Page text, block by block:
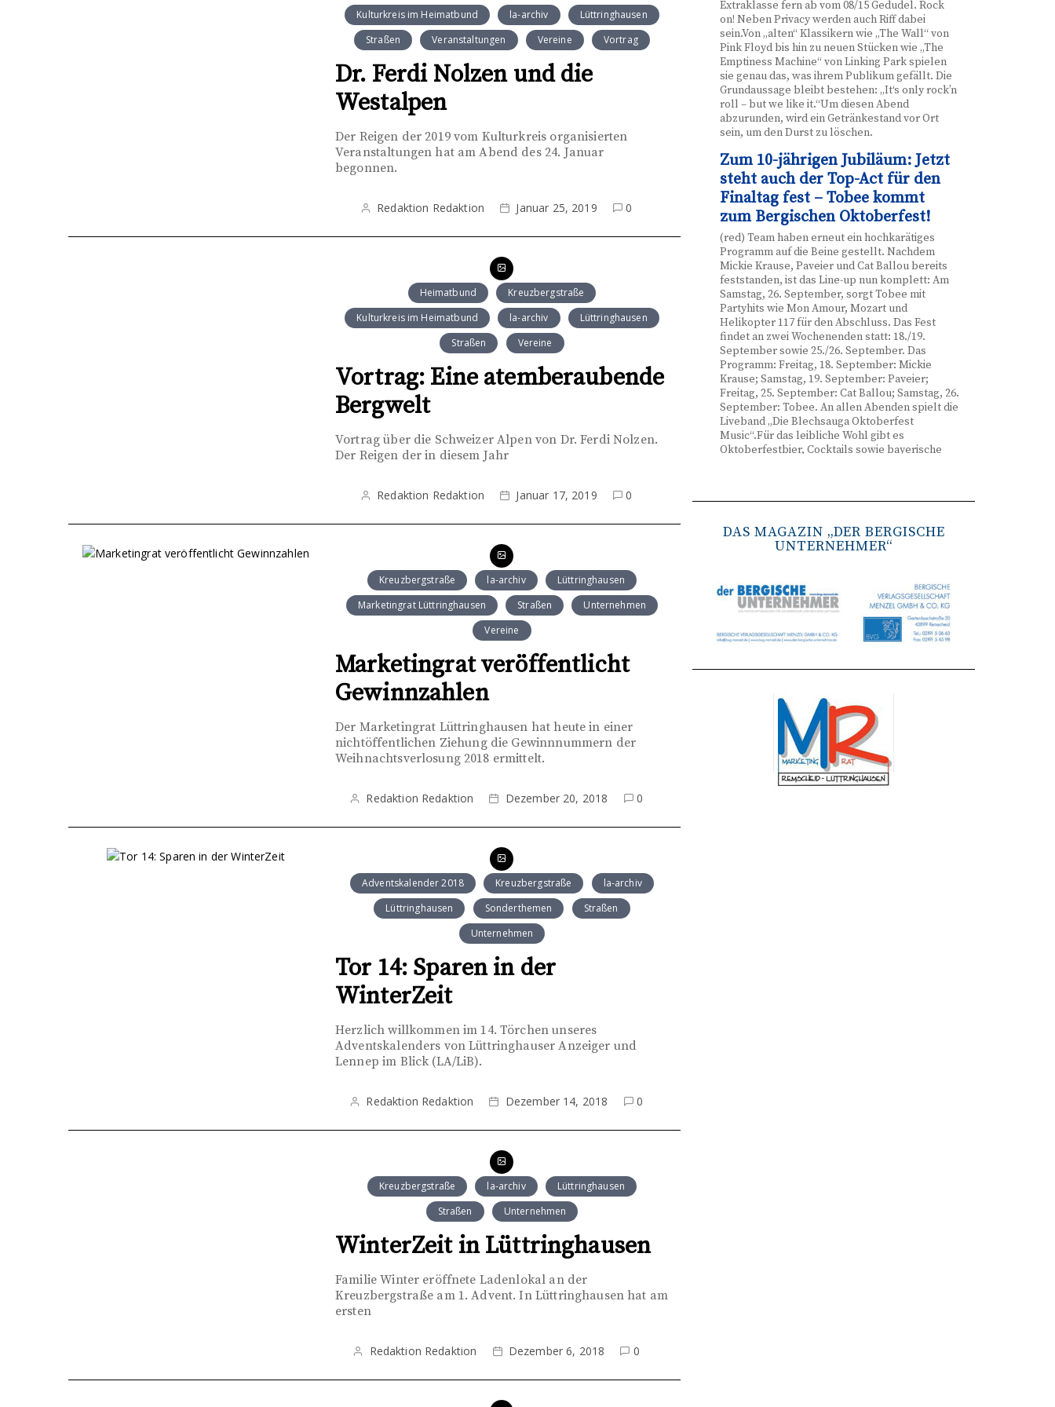
Kulturkreis im Heimatbund
la-archiv
Lüttringhausen
Straßen
Veranstaltungen Vereine Vortrag
Dr. Ferdi Nolzen und die
Westalpen
Der Reigen der 2019 vom Kulturkreis organisierten
Veranstaltungen hat am Abend des 24. Januar
begonnen.
Redaktion Redaktion Januar 25, 2019 0
Heimatbund
Kreuzbergstraße
Kulturkreis im Heimatbund
la-archiv
Lüttringhausen
Straßen
Vereine
Vortrag: Eine atemberaubende
Bergwelt
Vortrag über die Schweizer Alpen von Dr. Ferdi Nolzen.
Der Reigen der in diesem Jahr
Redaktion Redaktion Januar 17, 2019 0
Kreuzbergstraße la-archiv
Lüttringhausen
Marketingrat Lüttringhausen
Straßen
Unternehmen
Vereine
Marketingrat veröffentlicht
Gewinnzahlen
Der Marketingrat Lüttringhausen hat heute in einer
nichtöffentlichen Ziehung die Gewinnnummern der
Weihnachtsverlosung 2018 ermittelt.
Redaktion Redaktion Dezember 20, 2018 0
Adventskalender 2018 Kreuzbergstraße
la-archiv
Lüttringhausen
Sonderthemen
Straßen
Unternehmen
Tor 14: Sparen in der
WinterZeit
Herzlich willkommen im 14. Törchen unseres
Adventskalenders von Lüttringhauser Anzeiger und
Lennep im Blick (LA/LiB).
Redaktion Redaktion Dezember 14, 2018 0
Kreuzbergstraße la-archiv
Lüttringhausen
Straßen
Unternehmen
WinterZeit in Lüttringhausen
Familie Winter eröffnete Ladenlokal an der
Kreuzbergstraße am 1. Advent. In Lüttringhausen hat am
ersten
Redaktion Redaktion Dezember 6, 2018 0
Extraklasse fern ab vom 08/15 Gedudel. Rock
on! Neben Privacy werden auch Riff dabei
sein.Von „alten“ Klassikern wie „The Wall“ von
Pink Floyd bis hin zu neuen Stücken wie „The
Emptiness Machine“ von Linking Park spielen
sie genau das, was ihrem Publikum gefällt. Die
Grundaussage bleibt bestehen: „It‘s only rock’n
roll – but we like it.“Um diesen Abend
abzurunden, wird ein Getränkestand vor Ort
sein, um den Durst zu löschen.
Zum 10-jährigen Jubiläum: Jetzt
steht auch der Top-Act für den
Finaltag fest – Tobee kommt
zum Bergischen Oktoberfest!
(red) Team haben erneut ein hochkarätiges
Programm auf die Beine gestellt. Nachdem
Mickie Krause, Paveier und Cat Ballou bereits
feststanden, ist das Line-up nun komplett: Am
Samstag, 26. September, sorgt Tobee mit
Partyhits wie Mon Amour, Mozart und
Helikopter 117 für den Abschluss. Das Fest
findet an zwei Wochenenden statt: 18./19.
September sowie 25./26. September. Das
Programm: Freitag, 18. September: Mickie
Krause; Samstag, 19. September: Paveier;
Freitag, 25. September: Cat Ballou; Samstag, 26.
September: Tobee. An allen Abenden spielt die
Liveband „Die Blechsauga Oktoberfest
Music“.Für das leibliche Wohl gibt es
Oktoberfestbier, Cocktails sowie bayerische
www.bergisches-oktoberfest.de sowie über die
Remscheid stärkt Krisenvorsorge
Remscheid trainieren Krisenstabsarbeit am
Institut der Feuerwehr NRW in Münster.
Wie funktioniert die Zusammenarbeit im
Krisenfall? Welche Entscheidungen müssen
unter Zeitdruck getroffen werden? Und wie
bestmöglich geschützt werden? Mit diesen und
Mitarbeitende der Stadt Remscheid Ende Juni in
Münster. Im Mittelpunkt der dreitägigen
Schulung am Institut der Feuerwehr Nordrhein-
Westfalen (IdF NRW) stand die Arbeit in
Krisenstäben. Anhand praxisnaher Szenarien
wurden Abläufe, Zuständigkeiten und
Entscheidungswege trainiert, die bei
DAS MAGAZIN „DER BERGISCHE
UNTERNEHMER“